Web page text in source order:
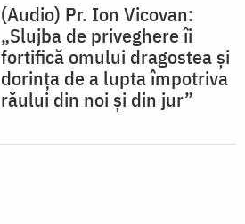
(Audio) Pr. Ion Vicovan:
„Slujba de priveghere îi
fortifică omului dragostea și
dorința de a lupta împotriva
răului din noi și din jur”